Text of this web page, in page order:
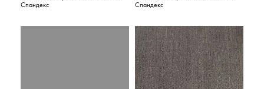
Спандекс
Спандекс